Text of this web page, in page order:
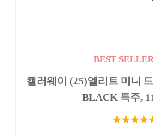
BEST
캘러웨이 (25)엘리트 미니
BLACK 특주,